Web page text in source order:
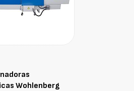
Wohlenberg